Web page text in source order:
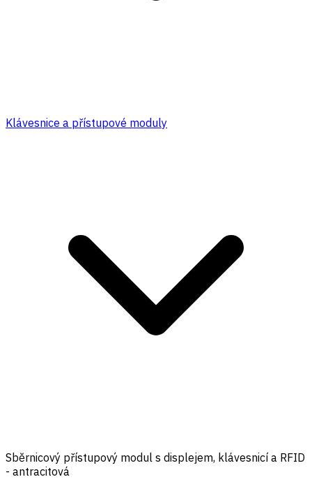
Klávesnice a přístupové moduly
Sběrnicový přístupový modul s displejem, klávesnicí a RFID
- antracitová